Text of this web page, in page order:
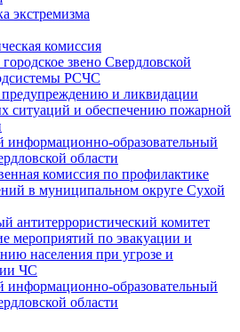
экстремизма
комиссия
звено Свердловской
РСЧС
и ликвидации
ситуаций и обеспечению пожарной
информационно-образовательный
области
комиссия по профилактике
в муниципальном округе Сухой
антитеррористический комитет
мероприятий по эвакуации и
населения при угрозе и
ЧС
информационно-образовательный
области